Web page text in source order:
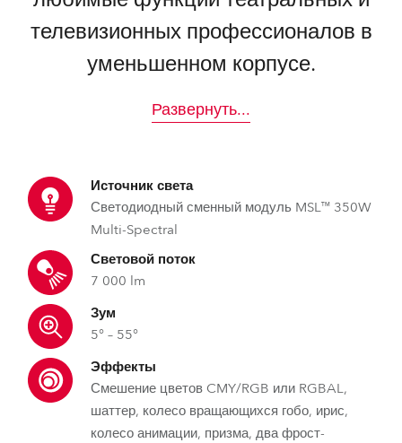
телевизионных профессионалов в
уменьшенном корпусе.
Развернуть...
Источник света
Светодиодный сменный модуль MSL™ 350W
Multi-Spectral
Световой поток
7 000 lm
Зум
5° – 55°
Эффекты
Смешение цветов CMY/RGB или RGBAL,
шаттер, колесо вращающихся гобо, ирис,
колесо анимации, призма, два фрост-